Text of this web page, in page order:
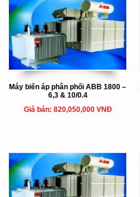
Máy biến áp phân phối ABB 1800 –
6,3 & 10/0.4
Giá bán: 820,050,000 VNĐ